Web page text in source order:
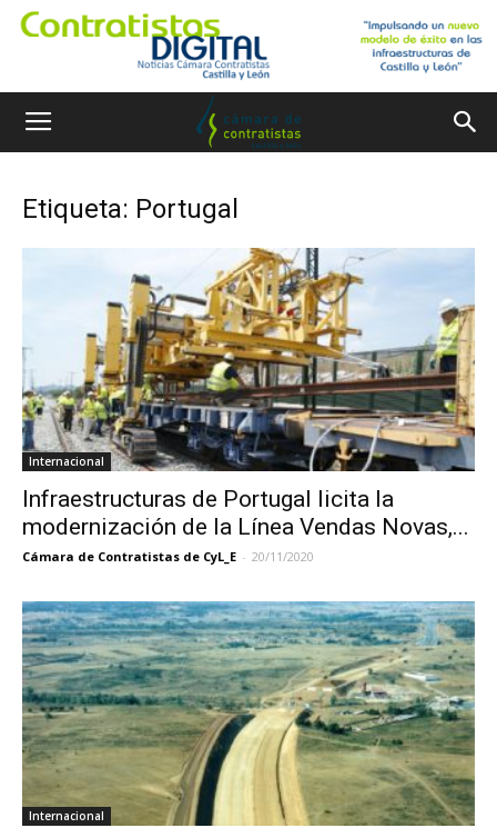
Etiqueta: Portugal
Internacional
Infraestructuras de Portugal licita la
modernización de la Línea Vendas Novas,...
Cámara de Contratistas de CyL_E - 20/11/2020
Internacional